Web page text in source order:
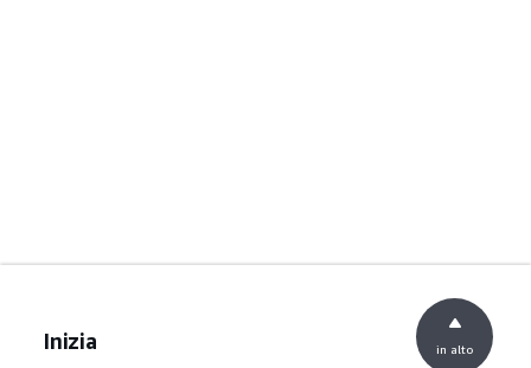
Inizia in alto